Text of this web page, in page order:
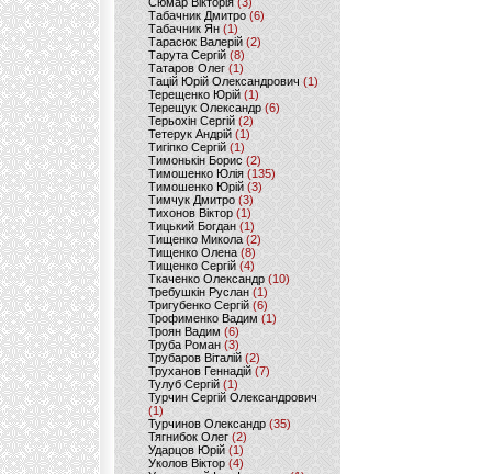
Табачник Дмитро (6)
Табачник Ян(1)
Тарасюк Валерій (2)
Тарута Сергій (8)
Татаров Олег(1)
Тацій Юрій Олександрович(1)
Терещенко Юрій(1)
Терещук Олександр(6)
Терьохін Сергій (2)
Тетерук Андрій (1)
Тигіпко Сергій(1)
Тимонькін Борис (2)
Тимошенко Юлія (135)
Тимошенко Юрій(3)
Тимчук Дмитро (3)
Тихонов Віктор (1)
Тицький Богдан (1)
Тищенко Микола (2)
Тищенко Олена (8)
Тищенко Сергій (4)
Ткаченко Олександр (10)
Требушкін Руслан (1)
Тригубенко Сергій(6)
Трофименко Вадим (1)
Троян Вадим (6)
Труба Роман(3)
Трубаров Віталій (2)
Труханов Геннадій (7)
Тулуб Сергій(1)
Турчин Сергій Олександрович
(1)
Турчинов Олександр(35)
Тягнибок Олег (2)
Ударцов Юрій (1)
Уколов Віктор(4)